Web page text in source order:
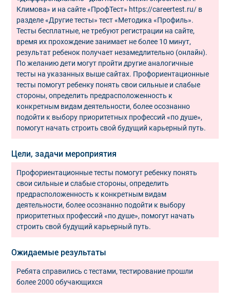
Климова» и на сайте «ПрофТест» https://careertest.ru/ в
разделе «Другие тесты» тест «Методика «Профиль».
Тесты бесплатные, не требуют регистрации на сайте,
время их прохождение занимает не более 10 минут,
результат ребенок получает незамедлительно (онлайн).
По желанию дети могут пройти другие аналогичные
тесты на указанных выше сайтах. Профориентационные
тесты помогут ребенку понять свои сильные и слабые
стороны, определить предрасположенность к
конкретным видам деятельности, более осознанно
подойти к выбору приоритетных профессий «по душе»,
помогут начать строить свой будущий карьерный путь.
Цели, задачи мероприятия
Профориентационные тесты помогут ребенку понять
свои сильные и слабые стороны, определить
предрасположенность к конкретным видам
деятельности, более осознанно подойти к выбору
приоритетных профессий «по душе», помогут начать
строить свой будущий карьерный путь.
Ожидаемые результаты
Ребята справились с тестами, тестирование прошли
более 2000 обучающихся